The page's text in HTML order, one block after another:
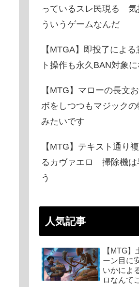
っているスレ民現る 気
ういうゲームなんだ
【MTGA】即投了によ
ト操作も永久BAN対象
【MTG】マローの長文
ボをしつつもマジック
みたいです
【MTG】テキスト通り
るカヴァエロ 掃除機は
う
人気記事
【MTG
ーン目に
いかによ
ロなんて